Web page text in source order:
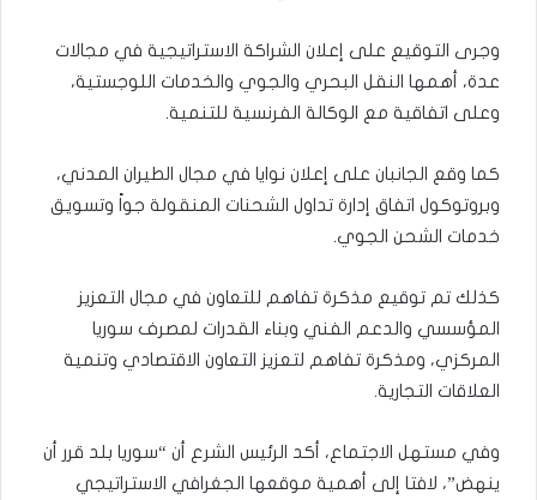
وجرى التوقيع على إعلان الشراكة الاستراتيجية في مجالات
عدة، أهمها النقل البحري والجوي والخدمات اللوجستية،
وعلى اتفاقية مع الوكالة الفرنسية للتنمية.
كما وقع الجانبان على إعلان نوايا في مجال الطيران المدني،
وبروتوكول اتفاق إدارة تداول الشحنات المنقولة جواً وتسويق
خدمات الشحن الجوي.
كذلك تم توقيع مذكرة تفاهم للتعاون في مجال التعزيز
المؤسسي والدعم ‏الفني وبناء القدرات لمصرف سوريا
المركزي، ومذكرة تفاهم لتعزيز التعاون الاقتصادي وتنمية
العلاقات التجارية.
وفي مستهل الاجتماع، أكد الرئيس الشرع أن “سوريا بلد قرر أن
ينهض”، لافتا إلى أهمية موقعها الجغرافي الاستراتيجي